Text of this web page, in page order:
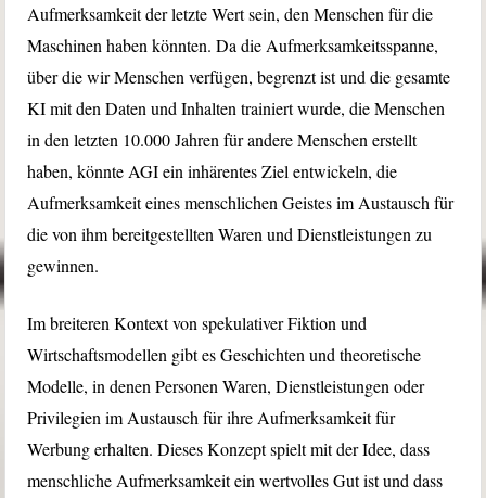
Aufmerksamkeit der letzte Wert sein, den Menschen für die
Maschinen haben könnten. Da die Aufmerksamkeitsspanne,
über die wir Menschen verfügen, begrenzt ist und die gesamte
KI mit den Daten und Inhalten trainiert wurde, die Menschen
in den letzten 10.000 Jahren für andere Menschen erstellt
haben, könnte AGI ein inhärentes Ziel entwickeln, die
Aufmerksamkeit eines menschlichen Geistes im Austausch für
die von ihm bereitgestellten Waren und Dienstleistungen zu
gewinnen.
Im breiteren Kontext von spekulativer Fiktion und
Wirtschaftsmodellen gibt es Geschichten und theoretische
Modelle, in denen Personen Waren, Dienstleistungen oder
Privilegien im Austausch für ihre Aufmerksamkeit für
Werbung erhalten. Dieses Konzept spielt mit der Idee, dass
menschliche Aufmerksamkeit ein wertvolles Gut ist und dass